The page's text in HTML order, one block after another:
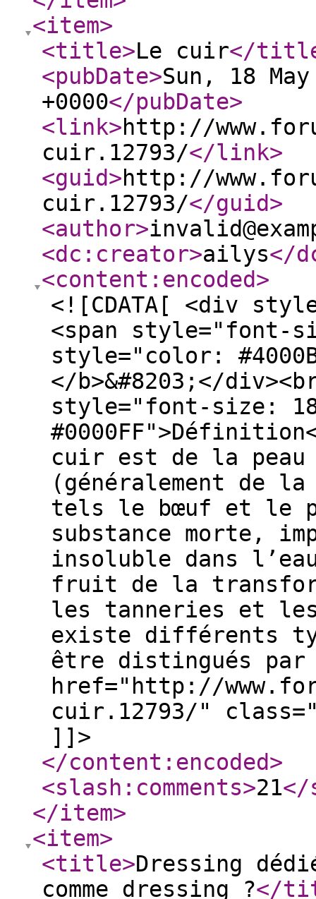
<item>
<title>Le cuir</
<pubDate>Sun, 18
+0000</pubDate>
<link>http://
cuir.12793/</link>
<guid>http://
cuir.12793/</guid>
<author>
<dc:creator>ailys</
<content:encoded>
<![CDATA[ <div
<span style="font-
style="color:
</b>&#8203;</
style="font-size:
cuir est de la peau
(généralement de la
tels le bœuf et le
substance morte,
insoluble dans
fruit de la
les tanneries et
existe différents
être distingués
href="http://
cuir.12793/"
]]>
</content:encoded>
<slash:comments>21</
</item>
<item>
<title>Dressing
comme dressing ?</